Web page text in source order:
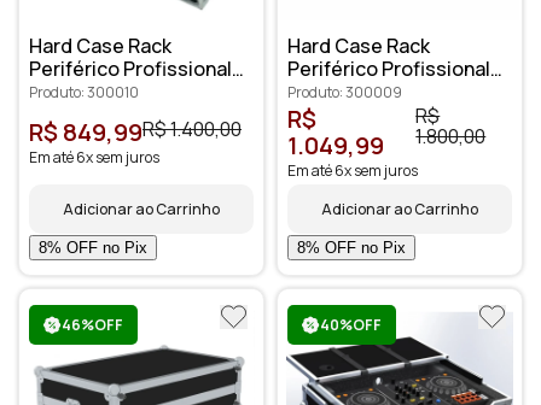
Hard Case Rack
Periférico Profissional
4U periféricos 30cm
Produto: 300010
R$ 849,99R$ 1.400,00
Em até 6x sem juros
Adicionar ao Carrinho
Hard Case Rack
Periférico Profissional
2U periféricos 40cm
Produto: 300009
R$
1.049,99
R$
1.800,00
Em até 6x sem juros
Adicionar ao Carrinho
46%OFF 40%OFF